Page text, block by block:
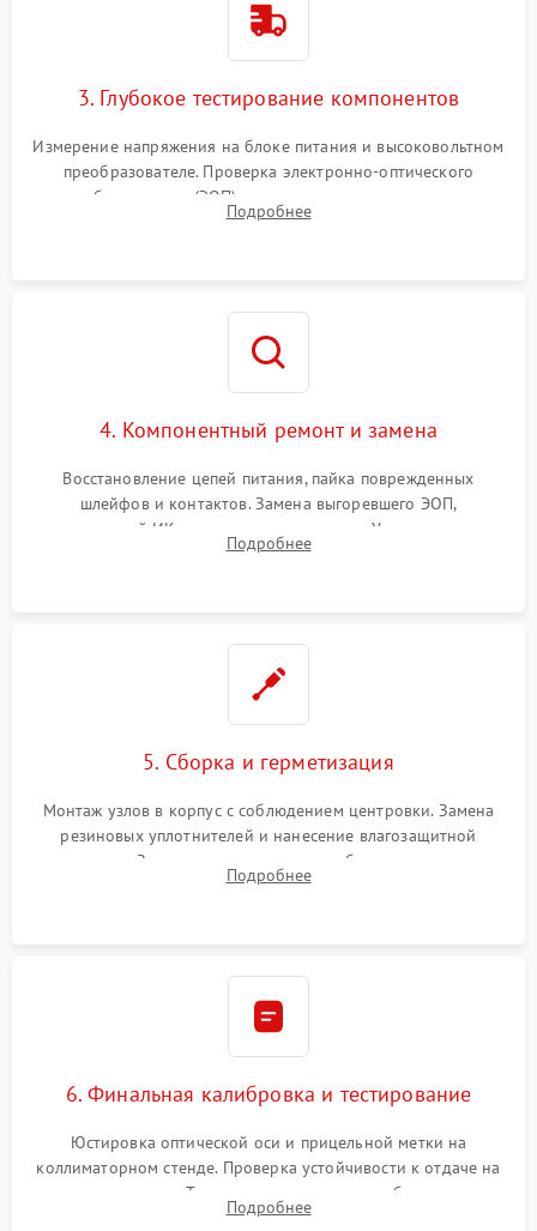
3. Глубокое тестирование компонентов
Измерение напряжения на блоке питания и высоковольтном
преобразователе. Проверка электронно-оптического
преобразователя (ЭОП) на стенде на предмет эмиссии,
шумов и засветок. Диагностика микросхем цифровых
Подробнее
4. Компонентный ремонт и замена
Восстановление цепей питания, пайка поврежденных
шлейфов и контактов. Замена выгоревшего ЭОП,
неисправной ИК-подсветки или матрицы. Ультразвуковая
очистка плат и удаление загрязнений с линз объектива и
Подробнее
5. Сборка и герметизация
Монтаж узлов в корпус с соблюдением центровки. Замена
резиновых уплотнителей и нанесение влагозащитной
смазки. Заполнение внутреннего объема прицела
осушенным азотом для предотвращения запотевания оптики
Подробнее
6. Финальная калибровка и тестирование
Юстировка оптической оси и прицельной метки на
коллиматорном стенде. Проверка устойчивости к отдаче на
ударном стенде. Тестирование качества изображения в
темноте, дальности обнаружения и корректной работы всех
Подробнее